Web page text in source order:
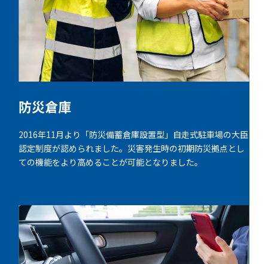
防災倉庫
2016年11月より「防災備蓄倉庫設置型」自走式駐車場の大臣
認定制度が認められました。災害発生時の初期防災拠点とし
ての機能をより高めることが可能となりました。